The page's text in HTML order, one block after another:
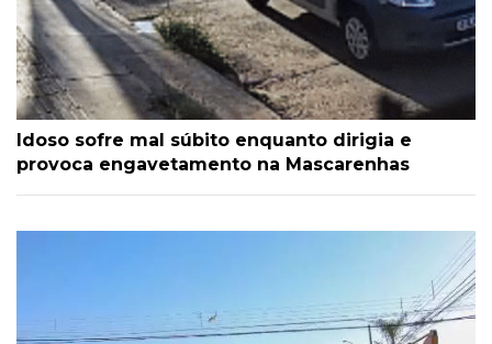
Idoso sofre mal súbito enquanto dirigia e
provoca engavetamento na Mascarenhas